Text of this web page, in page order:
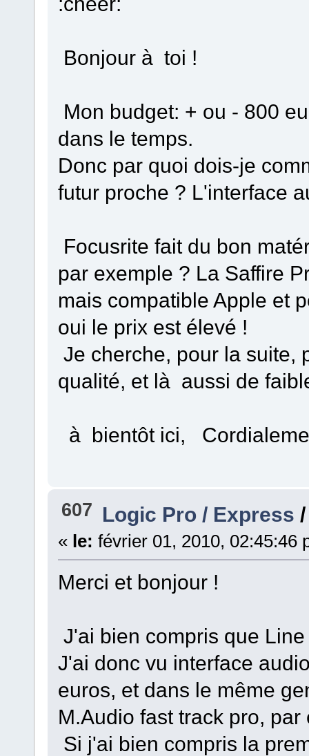
Bonjour à toi !
Mon budget: + ou - 800
dans le temps.
Donc par quoi dois-je
futur proche ? L'interface
Focusrite fait du bon
par exemple ? La Saffire
mais compatible Apple et
oui le prix est élevé !
Je cherche, pour la suite,
qualité, et là aussi de
à bientôt ici,
607 Logic Pro / Express
« le: février 01, 2010, 02:45:46
Merci et bonjour !
J'ai bien compris que
J'ai donc vu interface
euros, et dans le même
M.Audio fast track pro, par
Si j'ai bien compris la